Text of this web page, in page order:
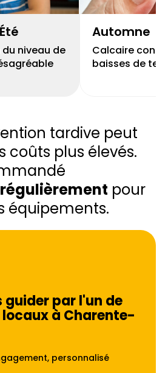
niveau de
Automne
Calcaire
baisses de
tardive peut
coûts plus élevés.
pour
équipements.
par l'un de
à Charente-
personnalisé